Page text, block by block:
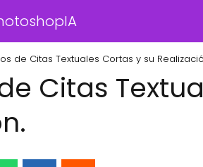
de Citas Textuales Cortas y su
Citas